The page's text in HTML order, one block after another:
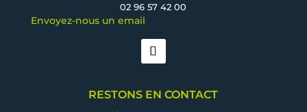
02 96 57 42 00
Envoyez-nous un email
RESTONS EN CONTACT